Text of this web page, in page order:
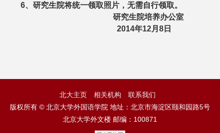
6、研究生院将统一领取照片，无需自行领取。
研究生院培养办公室
2014年12月 8 日
北大主页 相关机构
联系我们
版权所有 © 北京大学外国语学院 地址：北京市海淀区颐和园路5号
北京大学外文楼 邮编：100871